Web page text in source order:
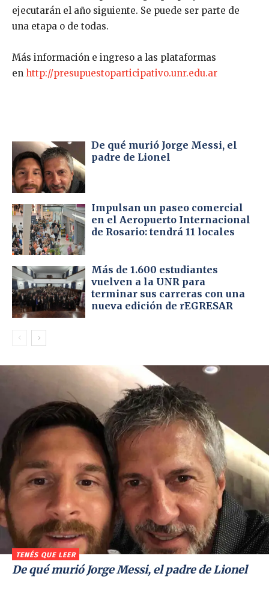
ejecutarán el año siguiente. Se puede ser parte de
una etapa o de todas.
Más información e ingreso a las plataformas
en http://presupuestoparticipativo.unr.edu.ar
De qué murió Jorge Messi, el
padre de Lionel
Impulsan un paseo comercial
en el Aeropuerto Internacional
de Rosario: tendrá 11 locales
Más de 1.600 estudiantes
vuelven a la UNR para
terminar sus carreras con una
nueva edición de rEGRESAR
TENÉS QUE LEER
De qué murió Jorge Messi, el padre de Lionel